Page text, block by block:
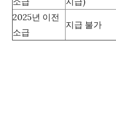
2025년 이전
소급
지급 불가